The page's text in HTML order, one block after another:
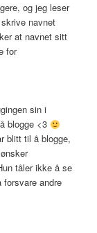
og jeg leser
navnet
at navnet sitt
for
sin i
blogge <3
blitt til å blogge,
tåler ikke å se
forsvare andre